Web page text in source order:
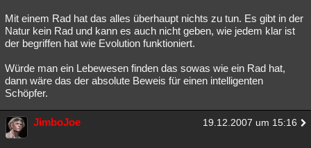
Mit einem Rad hat das alles überhaupt nichts zu tun. Es gibt in der
Natur kein Rad und kann es auch nicht geben, wie jedem klar ist
der begriffen hat wie Evolution funktioniert.
Würde man ein Lebewesen finden das sowas wie ein Rad hat,
dann wäre das der absolute Beweis für einen intelligenten
Schöpfer.
JimboJoe 19.12.2007 um 15:16